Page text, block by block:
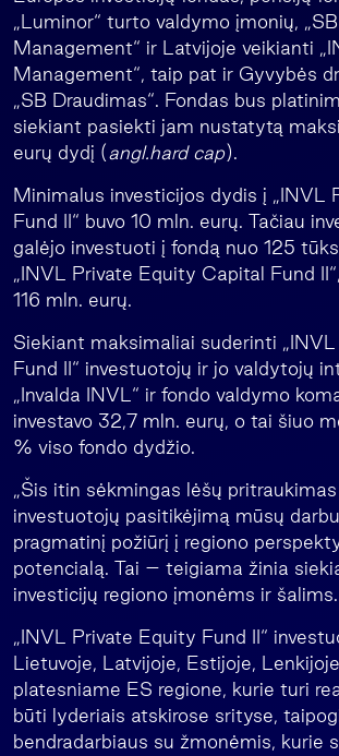
„Luminor“ turto valdymo įmonių,
Management“ ir Latvijoje veikianti
Management“, taip pat ir Gyvybės
„SB Draudimas“. Fondas bus
siekiant pasiekti jam nustatytą
eurų dydį (angl.hard cap).
Minimalus investicijos dydis į „INVL
Fund II“ buvo 10 mln. eurų. Tačiau
galėjo investuoti į fondą nuo 125
„INVL Private Equity Capital Fund
116 mln. eurų.
Siekiant maksimaliai suderinti
Fund II“ investuotojų ir jo valdytojų
„Invalda INVL“ ir fondo valdymo
investavo 32,7 mln. eurų, o tai šiuo
% viso fondo dydžio.
„Šis itin sėkmingas lėšų
investuotojų pasitikėjimą mūsų
pragmatinį požiūrį į regiono
potencialą. Tai – teigiama žinia
investicijų regiono įmonėms ir šalims.
„INVL Private Equity Fund II“
Lietuvoje, Latvijoje, Estijoje,
platesniame ES regione, kurie turi
būti lyderiais atskirose srityse,
bendradarbiaus su žmonėmis, kurie